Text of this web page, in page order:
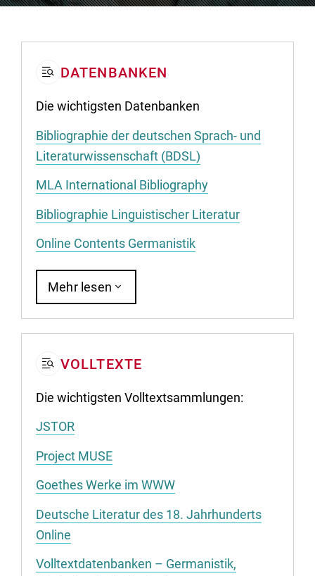
DATENBANKEN
Die wichtigsten Datenbanken
Bibliographie der deutschen Sprach- und
Literaturwissenschaft (BDSL)
MLA International Bibliography
Bibliographie Linguistischer Literatur
Online Contents Germanistik
Mehr lesen
VOLLTEXTE
Die wichtigsten Volltextsammlungen:
JSTOR
Project MUSE
Goethes Werke im WWW
Deutsche Literatur des 18. Jahrhunderts
Online
Volltextdatenbanken – Germanistik,